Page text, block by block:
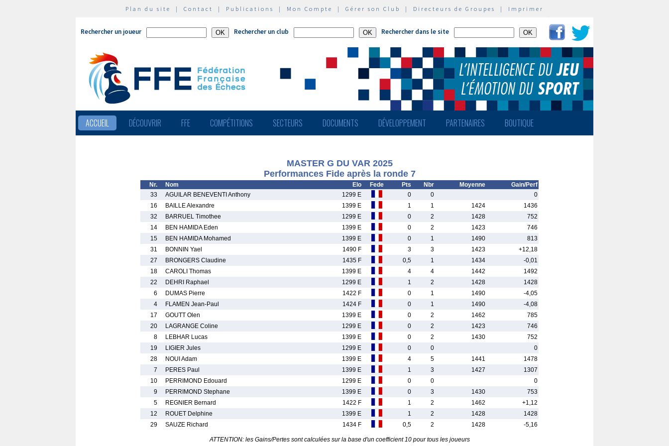
Plan du site | Contact | Publications | Mon Compte | Gérer son Club | Directeurs de Groupes | Imprimer
Rechercher un joueur Rechercher un club Rechercher dans le site
ACCUEIL DÉCOUVRIR FFE COMPÉTITIONS SECTEURS DOCUMENTS DÉVELOPPEMENT PARTENAIRES BOUTIQUE
MASTER G DU VAR 2025
Performances Fide après la ronde 7
Nr. Nom Elo Fede Pts Nbr Moyenne
Gain/Perf
33
AGUILAR BENEVENTI Anthony 1299 E 0 0
0
16
BAILLE Alexandre 1399 E 1 1 1424
1436
32
BARRUEL Timothee 1299 E 0 2 1428
752
14
BEN HAMIDA Eden 1399 E 0 2 1423
746
15
BEN HAMIDA Mohamed 1399 E 0 1 1490
813
31
BONNIN Yael 1490 F 3 3 1423
+12,18
27
BRONGERS Claudine 1435 F 0,5 1 1434
-0,01
18
CAROLI Thomas 1399 E 4 4 1442
1492
22
DEHRI Raphael 1299 E 1 2 1428
1428
6
DUMAS Pierre 1422 F 0 1 1490
-4,05
4
FLAMEN Jean-Paul 1424 F 0 1 1490
-4,08
17
GOUTT Olen 1399 E 0 2 1462
785
20
LAGRANGE Coline 1299 E 0 2 1423
746
8
LEBHAR Lucas 1399 E 0 2 1430
752
19
LIGIER Jules 1299 E 0 0
0
28
NOUI Adam 1399 E 4 5 1441
1478
7
PERES Paul 1399 E 1 3 1427
1307
10
PERRIMOND Edouard 1299 E 0 0
0
9
PERRIMOND Stephane 1399 E 0 3 1430
753
5
REGNIER Bernard 1422 F 1 2 1462
+1,12
12
ROUET Delphine 1399 E 1 2 1428
1428
29
SAUZE Richard 1434 F 0,5 2 1428 -5,16
ATTENTION: les Gains/Pertes sont calculées sur la base d'un coefficient 10 pour tous les joueurs